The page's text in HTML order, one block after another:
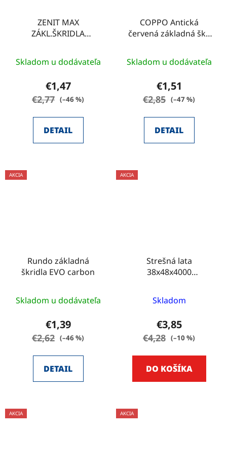
ZENIT MAX
ZÁKL.ŠKRIDLA
Skladom u dodávateľa
€1,47
€2,77 (–46 %)
DETAIL
COPPO Antická
červená základná škr.
Skladom u dodávateľa
€1,51
€2,85 (–47 %)
DETAIL
AKCIA
Rundo základná
škridla EVO carbon
Skladom u dodávateľa
€1,39
€2,62 (–46 %)
DETAIL
AKCIA
Strešná lata
38x48x4000
Skladom
€3,85
€4,28 (–10 %)
DO KOŠÍKA
AKCIA AKCIA